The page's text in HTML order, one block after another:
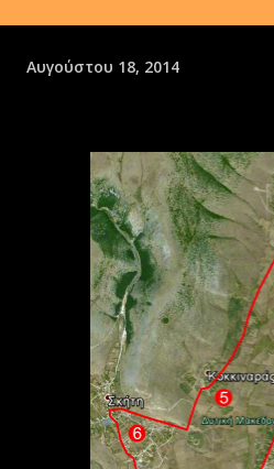
Αυγούστου 18, 2014